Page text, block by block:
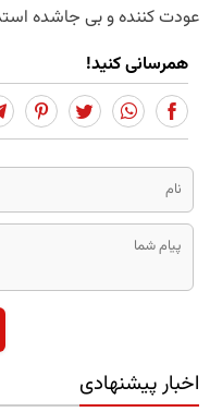
عودت کننده و بی جاشده
همرسانی کنید!
اخبار پیشنهادی